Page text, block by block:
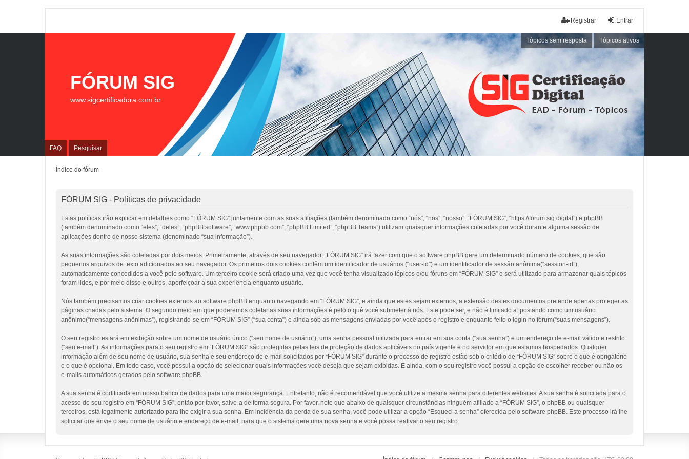
Entrar
Registrar
Tópicos sem resposta Tópicos ativos
FAQ Pesquisar
FÓRUM SIG
www.sigcertificadora.com.br
Índice do fórum
FÓRUM SIG - Políticas de privacidade
Estas políticas irão explicar em detalhes como “FÓRUM SIG” juntamente com as suas afiliações (também denominado como “nós”, “nos”, “nosso”, “FÓRUM SIG”, “https://forum.sig.digital”) e phpBB
(também denominado como “eles”, “deles”, “phpBB software”, “www.phpbb.com”, “phpBB Limited”, “phpBB Teams”) utilizam quaisquer informações coletadas por você durante alguma sessão de
aplicações dentro de nosso sistema (denominado “sua informação”).
As suas informações são coletadas por dois meios. Primeiramente, através de seu navegador, “FÓRUM SIG” irá fazer com que o software phpBB gere um determinado número de cookies, que são
pequenos arquivos de texto adicionados ao seu navegador. Os primeiros dois cookies contêm um identificador de usuários (“user-id”) e um identificador de sessão anônima(“session-id”),
automaticamente concedidos a você pelo software. Um terceiro cookie será criado uma vez que você tenha visualizado tópicos e/ou fóruns em “FÓRUM SIG” e será utilizado para armazenar quais tópicos
foram lidos, e por meio disso e outros, aperfeiçoar a sua experiência enquanto usuário.
Nós também precisamos criar cookies externos ao software phpBB enquanto navegando em “FÓRUM SIG”, e ainda que estes sejam externos, a extensão destes documentos pretende apenas proteger as
páginas criadas pelo sistema. O segundo meio em que poderemos coletar as suas informações é pelo o quê você submeter à nós. Este pode ser, e não é limitado a: postando como um usuário
anônimo(“mensagens anônimas”), registrando-se em “FÓRUM SIG” (“sua conta”) e ainda sob as mensagens enviadas por você após o registro e enquanto feito o login no fórum(“suas mensagens”).
O seu registro estará em exibição sobre um nome de usuário único (“seu nome de usuário”), uma senha pessoal utilizada para entrar em sua conta (“sua senha”) e um endereço de e-mail válido e restrito
(“seu e-mail”). As informações para o seu registro em “FÓRUM SIG” são protegidas pelas leis de proteção de dados aplicáveis no país vigente e no servidor em que estamos hospedados. Qualquer
informação além de seu nome de usuário, sua senha e seu endereço de e-mail solicitados por “FÓRUM SIG” durante o processo de registro estão sob o critédio de “FÓRUM SIG” sobre o que é obrigatório
e o que é opcional. Em todo caso, você possui a opção de selecionar quais informações você deseja que sejam exibidas. E ainda, com o seu registro você possui a opção de escolher receber ou não os
e-mails automáticos gerados pelo software phpBB.
A sua senha é codificada em nosso banco de dados para uma maior segurança. Entretanto, não é recomendável que você utilize a mesma senha para diferentes websites. A sua senha é solicitada para o
acesso de seu registro em “FÓRUM SIG”, então por favor, salve-a de forma segura. Por favor, note que abaixo de quaisquer circunstâncias ninguém afiliado a “FÓRUM SIG”, o phpBB ou quaisquer
terceiros, está legalmente autorizado para lhe exigir a sua senha. Em incidência da perda de sua senha, você pode utilizar a opção “Esqueci a senha” oferecida pelo software phpBB. Este processo irá lhe
solicitar que envie o seu nome de usuário e endereço de e-mail, para que o sistema gere uma nova senha e você possa reativar o seu registro.